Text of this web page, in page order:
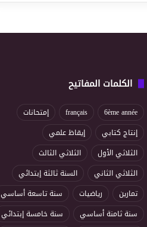
الكلمات المفاتيح
6ème année
français
إمتحانات
إنتاج كتابي
إيقاظ علمي
الثلاثي الأول
الثلاثي الثالث
الثلاثي الثاني
السنة ثالثة إبتدائي
تمارين
رياضيات
سنة تاسعة أساسي
سنة ثامنة أساسي
سنة خامسة إبتدائي